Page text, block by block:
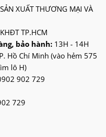
XUẤT THƯƠNG MẠI VÀ
TP.HCM
bảo hành:13H - 14H
Hồ Chí Minh (vào hẻm 575
lô H)
902 729
729